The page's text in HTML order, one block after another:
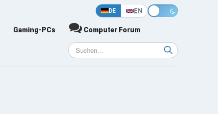
DE EN
Gaming-PCs Computer Forum